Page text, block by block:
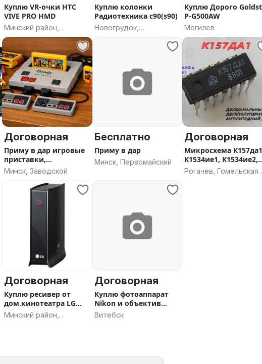
Куплю VR-очки HTC
VIVE PRO HMD
Минский район,
Минская область
Куплю колонки
Радиотехника с90(s90)
Новогрудок,
Куплю Дорого
P-G500AW
Могилев
Договорная
Приму в дар игровые
приставки,
картриджи
Минск, Заводской
Бесплатно
Приму в дар
Минск, Первомайский
Договорная
Микросхема
К1534ие1, К1534ие2,
М86.
Рогачев, Гомельская
Договорная
Куплю ресивер от
дом.кинотеатра LG
HB976TZW
Минский район,
Договорная
Куплю фотоаппарат
Nikon и объектив
Nikkor 18-55
Витебск